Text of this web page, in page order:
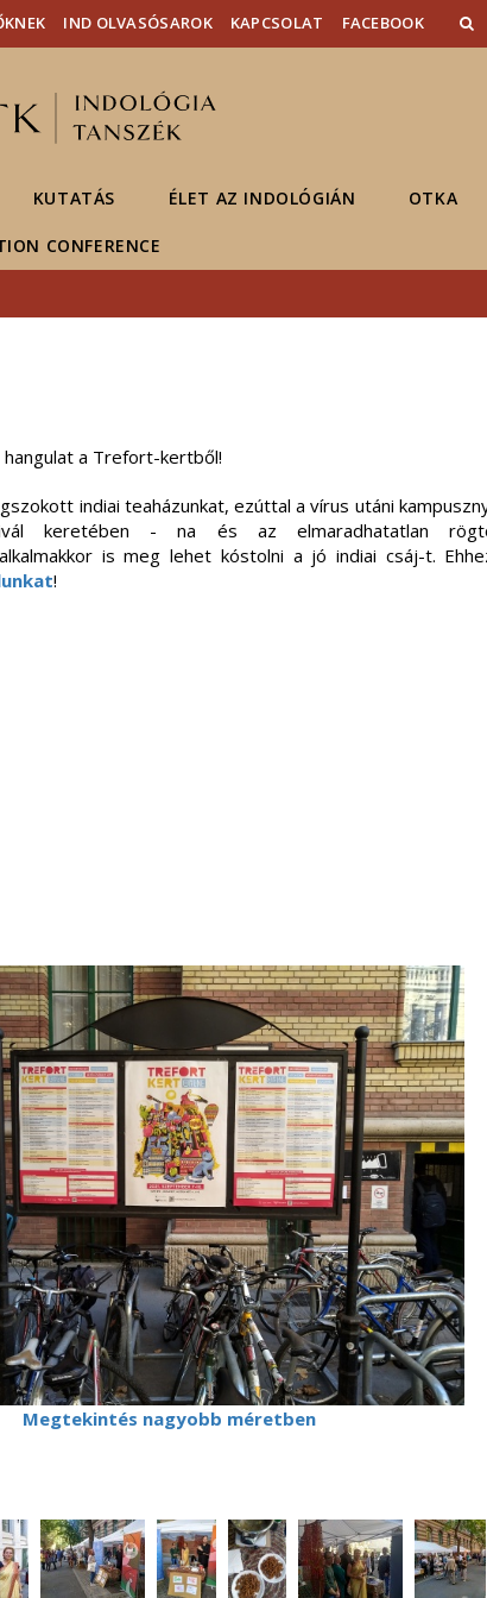
IND OLVASÓSAROK KAPCSOLAT FACEBOOK
KUTATÁS ÉLET AZ INDOLÓGIÁN OTKA
CONFERENCE
hangulat a Trefort-kertből!
indiai teaházunkat, ezúttal a vírus utáni
keretében - na és az elmaradhatatlan
is meg lehet kóstolni a jó indiai csáj-t.
!
Megtekintés nagyobb méretben